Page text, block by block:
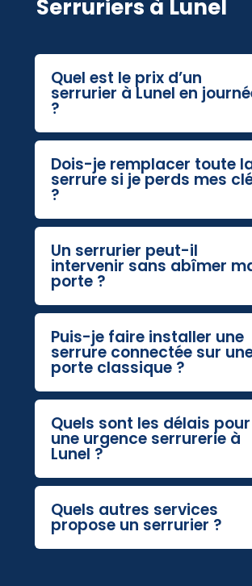
Serruriers à Lunel
Quel est le prix d’un
serrurier à Lunel en
?
Dois-je remplacer toute
serrure si je perds mes
?
Un serrurier peut-il
intervenir sans abîmer
porte ?
Puis-je faire installer une
serrure connectée sur
porte classique ?
Quels sont les délais pour
une urgence serrurerie à
Lunel ?
Quels autres services
propose un serrurier ?